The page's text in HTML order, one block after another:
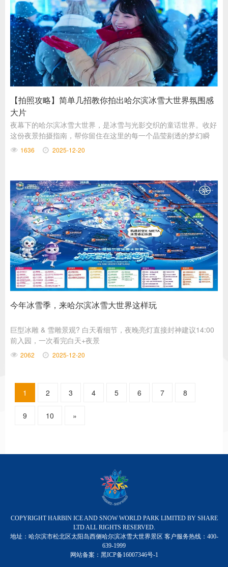
【拍照攻略】简单几招教你拍出哈尔滨冰雪大世界氛围感
大片
夜幕下的哈尔滨冰雪大世界，是冰雪与光影交织的童话世界。收好
这份夜景拍摄指南，帮你留住在这里的每一个晶莹剔透的梦幻瞬
间。1636 2025-12-20
今年冰雪季，来哈尔滨冰雪大世界这样玩
巨型冰雕 & 雪雕景观? 白天看细节，夜晚亮灯直接封神建议14:00
前入园，一次看完白天+夜景
2062 2025-12-20
1 2 3 4 5 6 7 8
9 10 »
COPYRIGHT HARBIN ICE AND SNOW WORLD PARK LIMITED BY SHARE
LTD ALL RIGHTS RESERVED.
地址：哈尔滨市松北区太阳岛西侧哈尔滨冰雪大世界景区 客户服务热线：400-
639-1999
网站备案： 黑ICP备16007346号-1